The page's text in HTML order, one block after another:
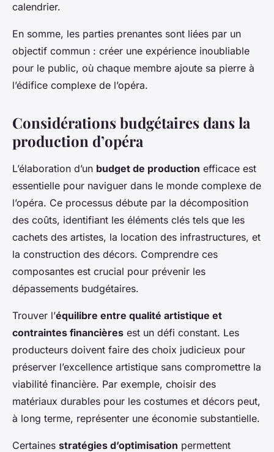
calendrier.
En somme, les parties prenantes sont liées par un
objectif commun : créer une expérience inoubliable
pour le public, où chaque membre ajoute sa pierre à
l’édifice complexe de l’opéra.
Considérations budgétaires dans la
production d’opéra
L’élaboration d’un budget de production efficace est
essentielle pour naviguer dans le monde complexe de
l’opéra. Ce processus débute par la décomposition
des coûts, identifiant les éléments clés tels que les
cachets des artistes, la location des infrastructures, et
la construction des décors. Comprendre ces
composantes est crucial pour prévenir les
dépassements budgétaires.
Trouver l’équilibre entre qualité artistique et
contraintes financières est un défi constant. Les
producteurs doivent faire des choix judicieux pour
préserver l’excellence artistique sans compromettre la
viabilité financière. Par exemple, choisir des
matériaux durables pour les costumes et décors peut,
à long terme, représenter une économie substantielle.
Certaines stratégies d’optimisation permettent